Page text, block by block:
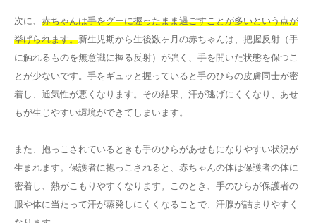
次に、 赤ちゃんは手をグーに握ったまま過ごすことが多いという点が
挙げられます。新生児期から生後数ヶ月の赤ちゃんは、把握反射（手
に触れるものを無意識に握る反射）が強く、手を開いた状態を保つこ
とが少ないです。手をギュッと握っていると手のひらの皮膚同士が密
着し、通気性が悪くなります。その結果、汗が逃げにくくなり、あせ
もが生じやすい環境ができてしまいます。
また、抱っこされているときも手のひらがあせもになりやすい状況が
生まれます。保護者に抱っこされると、赤ちゃんの体は保護者の体に
密着し、熱がこもりやすくなります。このとき、手のひらが保護者の
服や体に当たって汗が蒸発しにくくなることで、汗腺が詰まりやすく